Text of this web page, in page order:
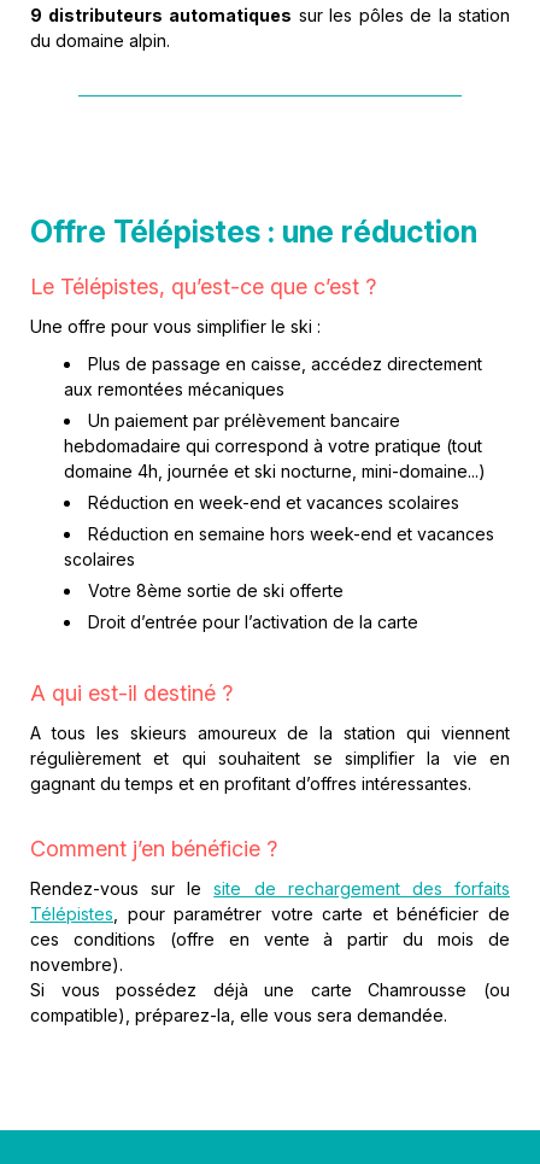
9 distributeurs automatiques sur les pôles de la station
du domaine alpin.
Offre Télépistes : une réduction
Le Télépistes, qu’est-ce que c’est ?
Une offre pour vous simplifier le ski :
Plus de passage en caisse, accédez directement
aux remontées mécaniques
Un paiement par prélèvement bancaire
hebdomadaire qui correspond à votre pratique (tout
domaine 4h, journée et ski nocturne, mini-domaine...)
Réduction en week-end et vacances scolaires
Réduction en semaine hors week-end et vacances
scolaires
Votre 8ème sortie de ski offerte
Droit d’entrée pour l’activation de la carte
A qui est-il destiné ?
A tous les skieurs amoureux de la station qui viennent
régulièrement et qui souhaitent se simplifier la vie en
gagnant du temps et en profitant d’offres intéressantes.
Comment j’en bénéficie ?
Rendez-vous sur lesite de rechargement des forfaits
Télépistes , pour paramétrer votre carte et bénéficier de
ces conditions (offre en vente à partir du mois de
novembre).
Si vous possédez déjà une carte Chamrousse (ou
compatible), préparez-la, elle vous sera demandée.